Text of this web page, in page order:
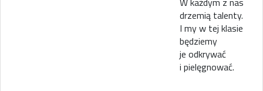
drzemią talenty.
I my w tej klasie
będziemy
je odkrywać
i pielęgnować.